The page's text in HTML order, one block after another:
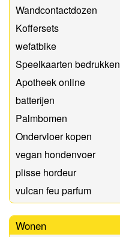
Wandcontactdozen
Koffersets
wefatbike
Speelkaarten bedrukken
Apotheek online
batterijen
Palmbomen
Ondervloer kopen
vegan hondenvoer
plisse hordeur
vulcan feu parfum
Wonen